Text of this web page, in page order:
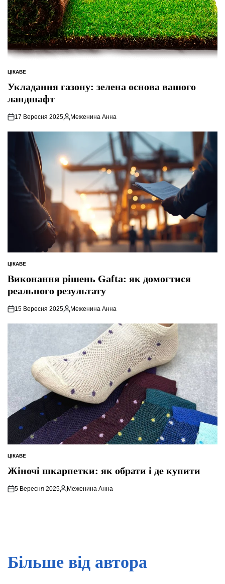
ОПУБЛІКУВАТИ
ЦІКАВЕ
Укладання газону: зелена основа вашого
ландшафт
17 Вересня 2025
Опубліковано
Меженина Анна
ОПУБЛІКУВАТИ
ЦІКАВЕ
Виконання рішень Gafta: як домогтися
реального результату
15 Вересня 2025
Опубліковано
Меженина Анна
ОПУБЛІКУВАТИ
ЦІКАВЕ
Жіночі шкарпетки: як обрати і де купити
5 Вересня 2025
Опубліковано
Меженина Анна
Більше від автора